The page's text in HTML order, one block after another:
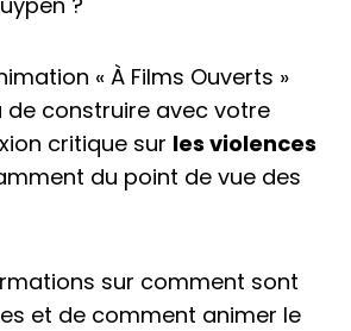
« À Films Ouverts »
construire avec votre
critique sur les violences
du point de vue des
sur comment sont
et de comment animer le